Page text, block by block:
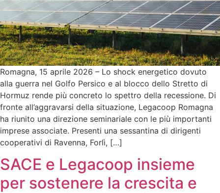
Romagna, 15 aprile 2026 – Lo shock energetico dovuto
alla guerra nel Golfo Persico e al blocco dello Stretto di
Hormuz rende più concreto lo spettro della recessione. Di
fronte all’aggravarsi della situazione, Legacoop Romagna
ha riunito una direzione seminariale con le più importanti
imprese associate. Presenti una sessantina di dirigenti
cooperativi di Ravenna, Forlì, […]
SACE e Legacoop insieme
per sostenere la crescita e